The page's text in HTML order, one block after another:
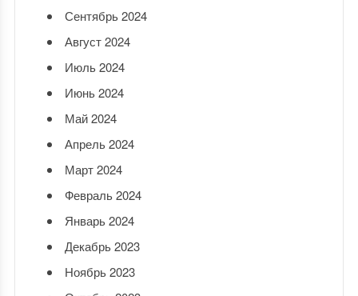
Сентябрь 2024
Август 2024
Июль 2024
Июнь 2024
Май 2024
Апрель 2024
Март 2024
Февраль 2024
Январь 2024
Декабрь 2023
Ноябрь 2023